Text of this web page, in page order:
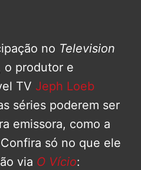
no Television
o produtor e
TV Jeph Loeb
séries poderem ser
emissora, como a
só no que ele
via O Vício: